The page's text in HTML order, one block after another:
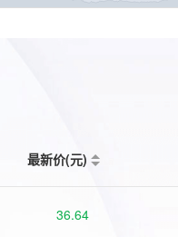
最新价(元)
36.64